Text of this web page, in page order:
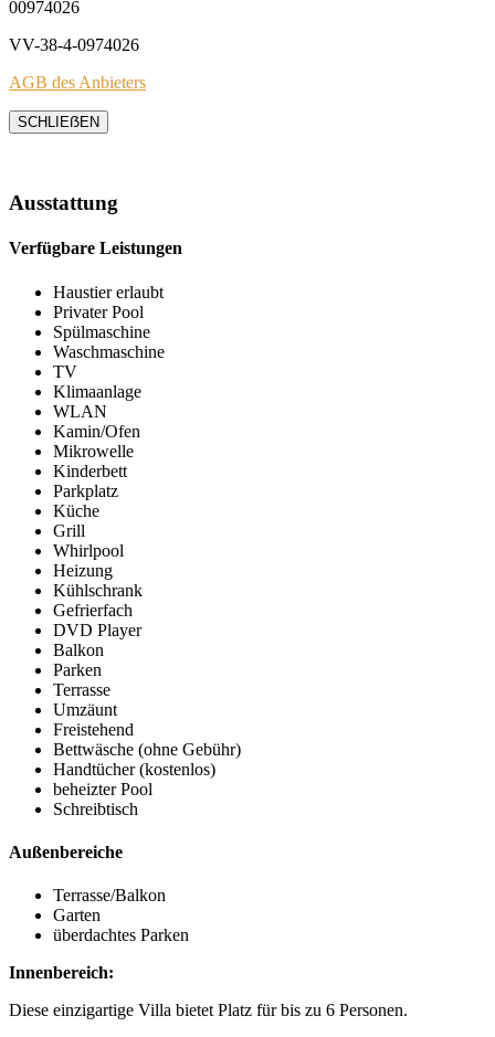
00974026
VV-38-4-0974026
AGB des Anbieters
SCHLIEẞEN
Ausstattung
Verfügbare Leistungen
Haustier erlaubt
Privater Pool
Spülmaschine
Waschmaschine
TV
Klimaanlage
WLAN
Kamin/Ofen
Mikrowelle
Kinderbett
Parkplatz
Küche
Grill
Whirlpool
Heizung
Kühlschrank
Gefrierfach
DVD Player
Balkon
Parken
Terrasse
Umzäunt
Freistehend
Bettwäsche (ohne Gebühr)
Handtücher (kostenlos)
beheizter Pool
Schreibtisch
Außenbereiche
Terrasse/Balkon
Garten
überdachtes Parken
Innenbereich:
Diese einzigartige Villa bietet Platz für bis zu 6 Personen.